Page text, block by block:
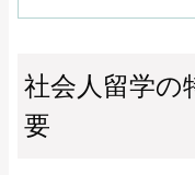
社会人留学の
要